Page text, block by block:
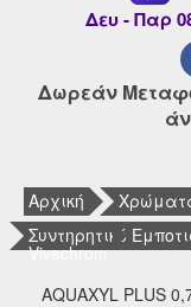
Δευ - Παρ
Δωρεάν
Αρχική
Συντηρητικό
Vivechrom
AQUAXYL PLUS